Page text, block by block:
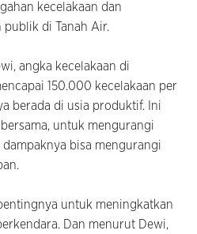
kecelakaan dan
publik di Tanah Air.
angka kecelakaan di
150.000 kecelakaan per
berada di usia produktif. Ini
untuk mengurangi
bisa mengurangi
untuk meningkatkan
Dan menurut Dewi,